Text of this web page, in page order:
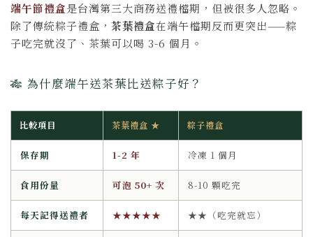
端午節禮盒是台灣第三大商務送禮檔期，但被很多人忽略。
除了傳統粽子禮盒， 茶葉禮盒在端午檔期反而更突出——粽
子吃完就沒了、茶葉可以喝 3-6 個月。
🎋 為什麼端午送茶葉比送粽子好？
比較項目 茶葉禮盒 ★ 粽子禮盒
保存期 1-2 年 冷凍 1 個月
食用份量 可泡 50+ 次 8-10 顆吃完
每天記得送禮者 ★★★★★ ★★（吃完就忘）